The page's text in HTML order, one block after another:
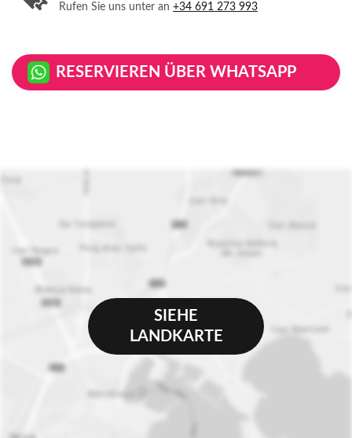
Rufen Sie uns unter an +34 691 273 993
RESERVIEREN ÜBER WHATSAPP
SIEHE
LANDKARTE